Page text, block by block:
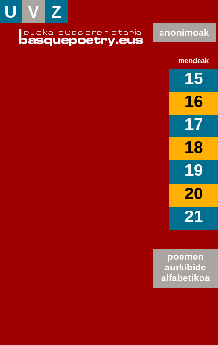
U V Z
anonimoak
mendeak
15
16
17
18
19
20
21
poemen
aurkibide
alfabetikoa